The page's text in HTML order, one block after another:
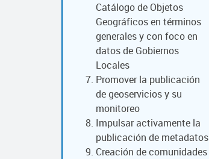
Catálogo de Objetos
Geográficos en términos
generales y con foco en
datos de Gobiernos
Locales
Promover la publicación
de geoservicios y su
monitoreo
Impulsar activamente la
publicación de metadatos
Creación de comunidades